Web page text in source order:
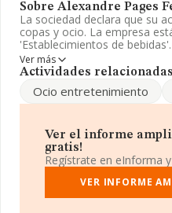
Sobre Alexandre Pages
La sociedad declara que su
copas y ocio. La empresa
'Establecimientos de
La empresaAlexandre
de La Palma De Cervello,
a nivel nacional la
facturación de ventas entre
información adicional de
media de empleados de las
Ver más
Actividades relacionadas
Ocio entretenimiento
Ver el informe
gratis!
Regístrate en eInforma
VER INFORME